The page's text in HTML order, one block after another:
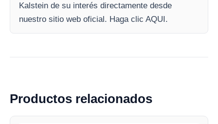
Kalstein de su interés directamente desde
nuestro sitio web oficial. Haga clic AQUI.
Productos relacionados